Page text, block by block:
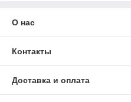
О нас
Контакты
Доставка и оплата